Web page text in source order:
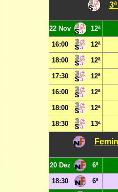
22 Nov 12ª
16:00 12ª
18:00 12ª
17:30 12ª
16:00 12ª
18:00 12ª
18:30 13ª
20 Dez 6ª
18:30 6ª